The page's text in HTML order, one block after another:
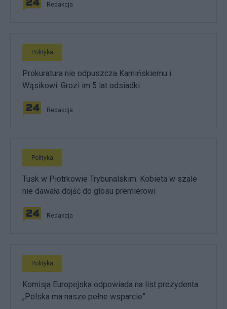
Redakcja
Polityka
Prokuratura nie odpuszcza Kamińskiemu i
Wąsikowi. Grozi im 5 lat odsiadki
Redakcja
Polityka
Tusk w Piotrkowie Trybunalskim. Kobieta w szale
nie dawała dojść do głosu premierowi
Redakcja
Polityka
Komisja Europejska odpowiada na list prezydenta.
„Polska ma nasze pełne wsparcie”